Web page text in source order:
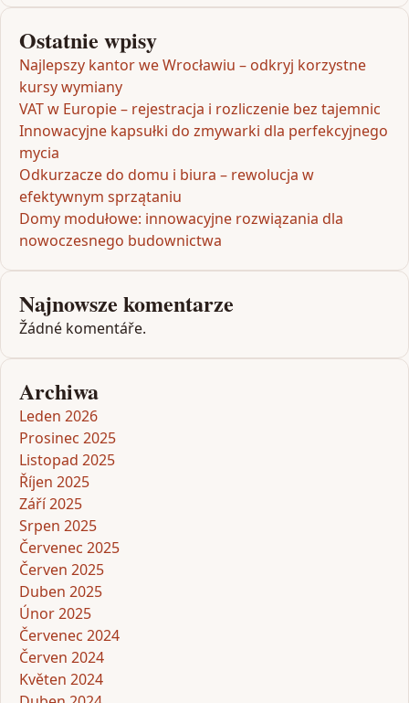
Ostatnie wpisy
Najlepszy kantor we Wrocławiu – odkryj korzystne
kursy wymiany
VAT w Europie – rejestracja i rozliczenie bez tajemnic
Innowacyjne kapsułki do zmywarki dla perfekcyjnego
mycia
Odkurzacze do domu i biura – rewolucja w
efektywnym sprzątaniu
Domy modułowe: innowacyjne rozwiązania dla
nowoczesnego budownictwa
Najnowsze komentarze
Žádné komentáře.
Archiwa
Leden 2026
Prosinec 2025
Listopad 2025
Říjen 2025
Září 2025
Srpen 2025
Červenec 2025
Červen 2025
Duben 2025
Únor 2025
Červenec 2024
Červen 2024
Květen 2024